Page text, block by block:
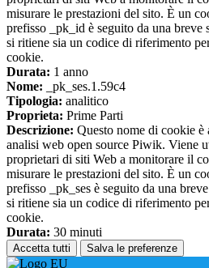
misurare le prestazioni del sito. È un
prefisso _pk_id è seguito da una breve
si ritiene sia un codice di riferimento
cookie.
Durata: 1 anno
Nome: _pk_ses.1.59c4
Tipologia: analitico
Proprieta: Prime Parti
Descrizione: Questo nome di cookie è
analisi web open source Piwik. Viene
proprietari di siti Web a monitorare il
misurare le prestazioni del sito. È un
prefisso _pk_ses è seguito da una
si ritiene sia un codice di riferimento
cookie.
Durata: 30 minuti
Accetta tutti Salva le preferenze